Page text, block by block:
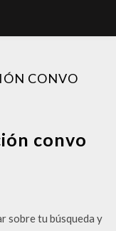
CONVO
convo
sobre tu búsqueda y